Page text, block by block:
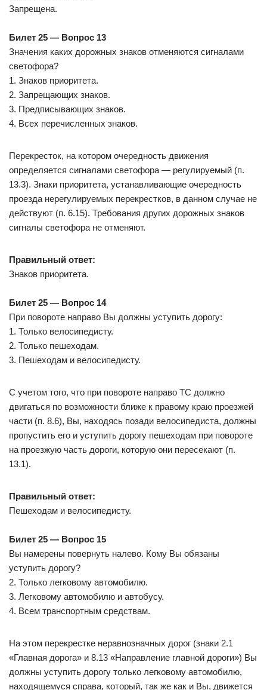
Запрещена.
Билет 25 — Вопрос 13
Значения каких дорожных знаков отменяются сигналами
светофора?
1. Знаков приоритета.
2. Запрещающих знаков.
3. Предписывающих знаков.
4. Всех перечисленных знаков.
Перекресток, на котором очередность движения
определяется сигналами светофора — регулируемый (п.
13.3). Знаки приоритета, устанавливающие очередность
проезда нерегулируемых перекрестков, в данном случае не
действуют (п. 6.15). Требования других дорожных знаков
сигналы светoфора не отменяют.
Правильный ответ:
Знаков приоритета.
Билет 25 — Вопрос 14
При повороте направо Вы должны уступить дорогу:
1. Только велосипедисту.
2. Только пешеходам.
3. Пешеходам и велосипедисту.
С учетом того, что при повороте направо ТС должно
двигаться по возможности ближе к правому краю проезжей
части (п. 8.6), Вы, находясь позади велосипедиста, должны
пропустить его и уступить дорогу пешеходам при повороте
на проезжую часть дороги, которую они пересекают (п.
13.1).
Правильный ответ:
Пешеходам и велосипедисту.
Билет 25 — Вопрос 15
Вы намерены повернуть налево. Кому Вы обязаны
уступить дорогу?
2. Только легковому автомобилю.
3. Легковому автомобилю и автобусу.
4. Всем транспортным средствам.
На этом перекрестке неравнозначных дорог (знаки 2.1
«Главная дорога» и 8.13 «Направление главной дороги») Вы
должны уступить дорогу только легковому автомобилю,
находящемуся справа, который, так же как и Вы, движется